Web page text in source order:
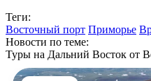
Теги:
Восточный порт Приморье
Новости по теме:
Туры на Дальний Восток от